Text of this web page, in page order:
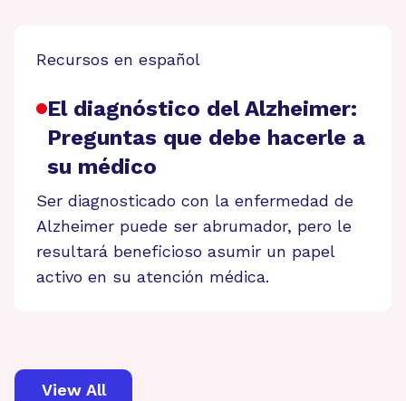
Recursos en español
El diagnóstico del Alzheimer:
Preguntas que debe hacerle a
su médico
Ser diagnosticado con la enfermedad de
Alzheimer puede ser abrumador, pero le
resultará beneficioso asumir un papel
activo en su atención médica.
View All